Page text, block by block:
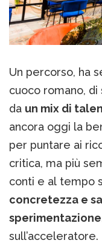
Un percorso, ha
cuoco romano,
da un mix di
ancora oggi la
per puntare ai
critica, ma più
conti e al tempo
concretezza e
sull’acceleratore.